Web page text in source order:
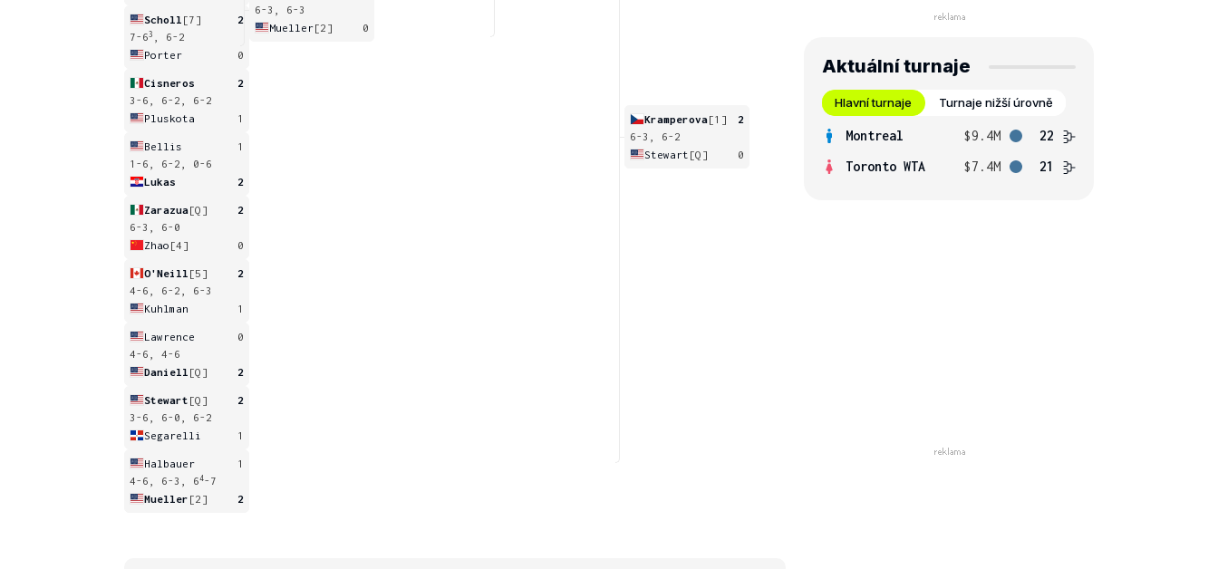
Scholl [7]
2
7-63
, 6-2
Porter
0
Cisneros
2
3-6, 6-2, 6-2
Pluskota
1
Bellis
1
1-6, 6-2, 0-6
Lukas
2
Zarazua[Q]
2
6-3, 6-0
Zhao [4] 0
O'Neill [5]
2
4-6, 6-2, 6-3
Kuhlman
1
Lawrence
0
4-6, 4-6
Daniell [Q] 2
Stewart [Q]
2
3-6, 6-0, 6-2
Segarelli
1
Halbauer
1
4-6, 6-3, 64-7
Mueller [2] 2
6-3, 6-3
Mueller[2] 0
Kramperova[1]
2
6-3, 6-2
Stewart [Q] 0
Aktuální turnaje
Hlavní turnaje Turnaje nižší úrovně
Montreal $9.4M
22
Toronto WTA
$7.4M 21